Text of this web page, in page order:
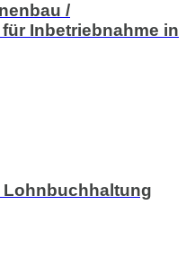
/
Inbetriebnahme in
Lohnbuchhaltung